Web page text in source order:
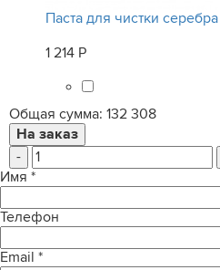
Паста для чистки серебра
1 214 Р
Общая сумма: 132 308
-
Имя *
Телефон
Email *